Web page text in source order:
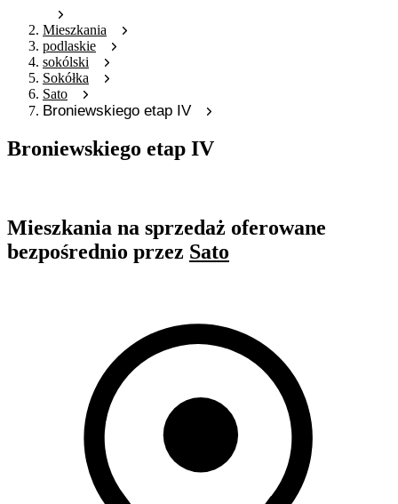
Mieszkania
podlaskie
sokólski
Sokółka
Sato
Broniewskiego etap IV
Broniewskiego etap IV
Mieszkania na sprzedaż oferowane
bezpośrednio przez Sato